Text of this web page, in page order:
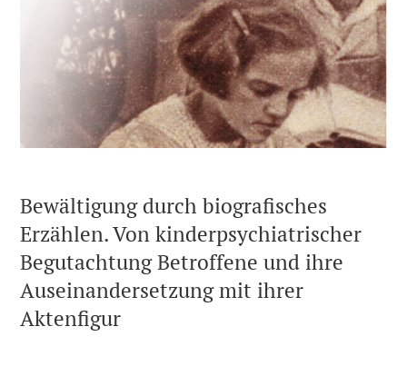
Bewältigung durch biografisches
Erzählen. Von kinderpsychiatrischer
Begutachtung Betroffene und ihre
Auseinandersetzung mit ihrer
Aktenfigur